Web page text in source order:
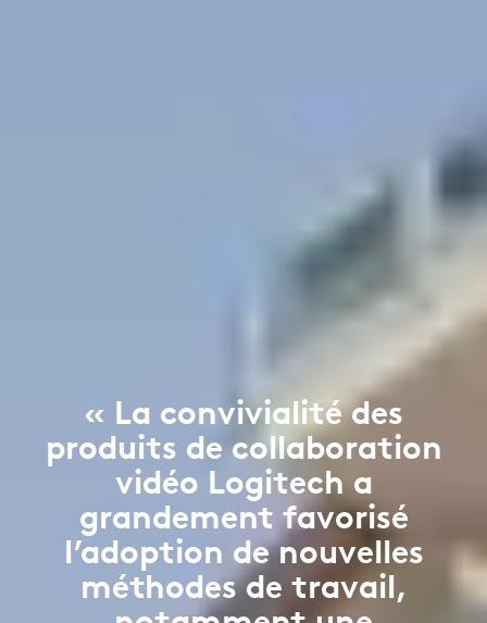
« La convivialité des
produits de collaboration
vidéo Logitech a
grandement favorisé
l’adoption de nouvelles
méthodes de travail,